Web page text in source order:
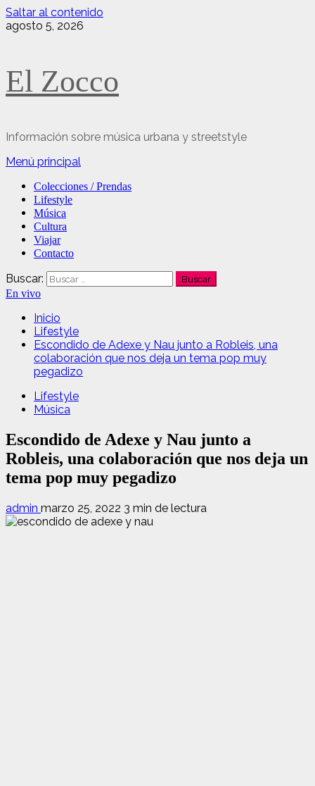
Saltar al contenido
agosto 5, 2026
El Zocco
Información sobre música urbana y streetstyle
Menú principal
Colecciones / Prendas
Lifestyle
Música
Cultura
Viajar
Contacto
Buscar:
En vivo
Inicio
Lifestyle
Escondido de Adexe y Nau junto a Robleis, una
colaboración que nos deja un tema pop muy
pegadizo
Lifestyle
Música
Escondido de Adexe y Nau junto a
Robleis, una colaboración que nos deja un
tema pop muy pegadizo
admin marzo 25, 2022 3 min de lectura